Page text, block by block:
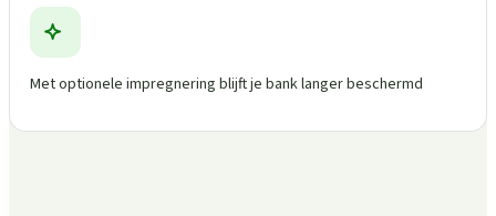
Met optionele impregnering blijft je bank langer beschermd